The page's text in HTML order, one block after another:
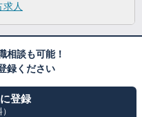
求人
相談も可能！
録ください
登録